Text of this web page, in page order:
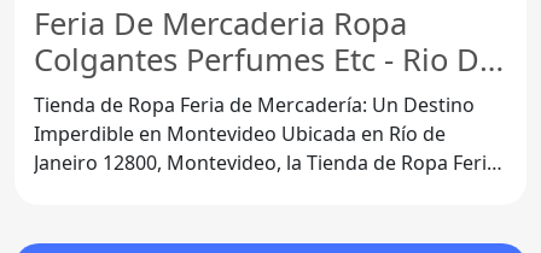
Feria De Mercaderia Ropa
Colgantes Perfumes Etc - Rio De
Janeiro
Tienda de Ropa Feria de Mercadería: Un Destino
Imperdible en Montevideo Ubicada en Río de
Janeiro 12800, Montevideo, la Tienda de Ropa Feria